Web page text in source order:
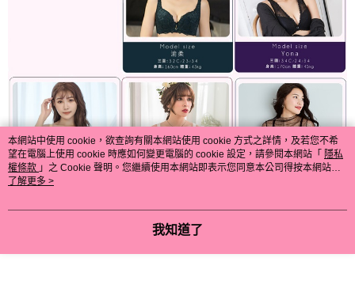
本網站中使用 cookie，欲查詢有關本網站使用 cookie 方式之詳情，及若您不希
望在電腦上使用 cookie 時應如何變更電腦的 cookie 設定，請參閱本網站「 隱私
權條款 」之 Cookie 聲明。您繼續使用本網站即表示您同意本公司得按本網站使
用條款之 Cookie 聲明使用 cookie。
了解更多 >
我知道了